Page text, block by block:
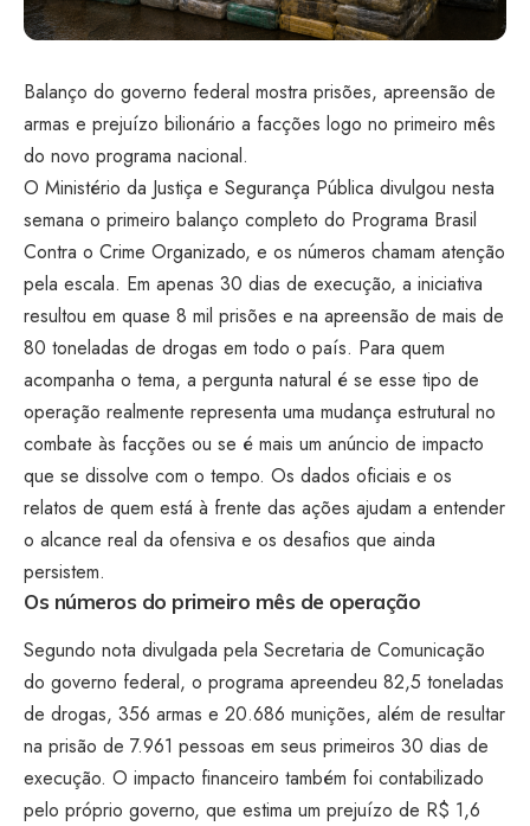
Balanço do governo federal mostra prisões, apreensão de
armas e prejuízo bilionário a facções logo no primeiro mês
do novo programa nacional.
O Ministério da Justiça e Segurança Pública divulgou nesta
semana o primeiro balanço completo do Programa Brasil
Contra o Crime Organizado, e os números chamam atenção
pela escala. Em apenas 30 dias de execução, a iniciativa
resultou em quase 8 mil prisões e na apreensão de mais de
80 toneladas de drogas em todo o país. Para quem
acompanha o tema, a pergunta natural é se esse tipo de
operação realmente representa uma mudança estrutural no
combate às facções ou se é mais um anúncio de impacto
que se dissolve com o tempo. Os dados oficiais e os
relatos de quem está à frente das ações ajudam a entender
o alcance real da ofensiva e os desafios que ainda
persistem.
Os números do primeiro mês de operação
Segundo nota divulgada pela Secretaria de Comunicação
do governo federal, o programa apreendeu 82,5 toneladas
de drogas, 356 armas e 20.686 munições, além de resultar
na prisão de 7.961 pessoas em seus primeiros 30 dias de
execução. O impacto financeiro também foi contabilizado
pelo próprio governo, que estima um prejuízo de R$ 1,6